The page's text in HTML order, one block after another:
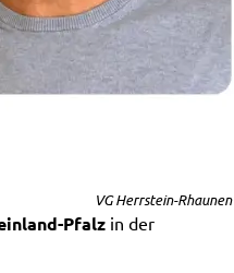
VG Herrstein-Rhaunen
Pfalz in der